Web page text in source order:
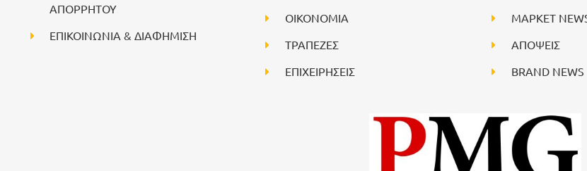
ΑΠΟΡΡΗΤΟΥ
ΕΠΙΚΟΙΝΩΝΙΑ & ΔΙΑΦΗΜΙΣΗ
ΟΙΚΟΝΟΜΙΑ
ΤΡΑΠΕΖΕΣ
ΕΠΙΧΕΙΡΗΣΕΙΣ
ΜΑΡΚΕΤ
ΑΠΟΨΕΙΣ
BRAND NEWS